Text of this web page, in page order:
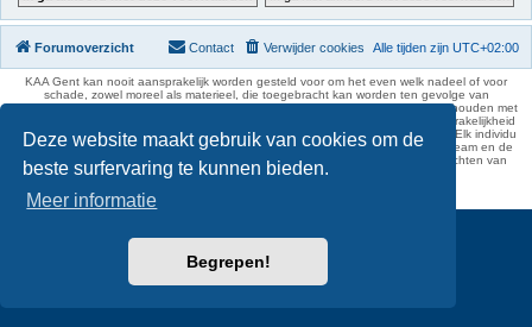
Deze website maakt gebruik van cookies om de
beste surfervaring te kunnen bieden.
Meer informatie
Begrepen!
Forumoverzicht Alle tijden zijn UTC+02:00
Verwijder cookies
Contact
KAA Gent kan nooit aansprakelijk worden gesteld voor om het even welk nadeel of voor
schade, zowel moreel als materieel, die toegebracht kan worden ten gevolge van
feitelijkheden en daden van derden die rechtstreeks of onrechtstreeks verband houden met
de gegevens vermeld op de website van KAA Gent. Deze ontheffing van aansprakelijkheid
geldt inzonderheid voor het forum, waarvan KAA Gent zich volledig distantieert. Elk individu
is dus verantwoordelijk voor zijn uitlatingen op het Buffalo Forum. Ook het webteam en de
moderators kunnen niet aansprakelijk gesteld worden voor de inhoud van berichten van
gebruikers.